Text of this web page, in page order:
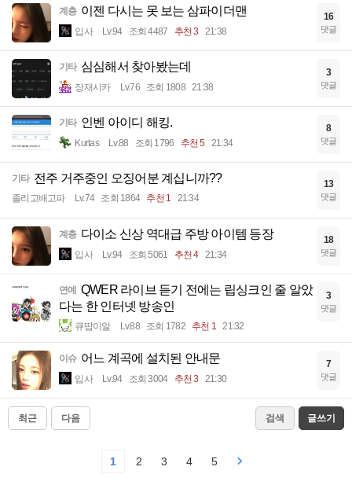
계층 이젠 다시는 못 보는 삼파이더맨
입사 Lv.94 조회 4487 추천 3 21:38
16
댓글
기타 심심해서 찾아봤는데
장재시카 Lv.76 조회 1808 21:38
3
댓글
기타 인벤 아이디 해킹.
Kurtas Lv.88 조회 1796 추천 5 21:34
8
댓글
기타 전주 거주중인 오징어분 계십니까??
졸리고배고파 Lv.74 조회 1864 추천 1 21:34
13
댓글
계층 다이소 신상 역대급 주방 아이템 등장
입사 Lv.94 조회 5061 추천 4 21:34
18
댓글
연예 QWER 라이브 듣기 전에는 립싱크인 줄 알았
다는 한 인터넷 방송인
큐땁이알 Lv.88 조회 1782 추천 1 21:32
3
댓글
이슈 어느 계곡에 설치된 안내문
입사 Lv.94 조회 3004 추천 3 21:30
7
댓글
최근 다음 검색 글쓰기
1 2 3 4 5